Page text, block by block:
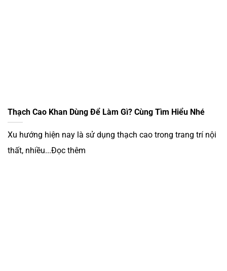
Thạch Cao Khan Dùng Để Làm Gì? Cùng Tìm Hiểu Nhé
Xu hướng hiện nay là sử dụng thạch cao trong trang trí nội
thất, nhiều...Đọc thêm